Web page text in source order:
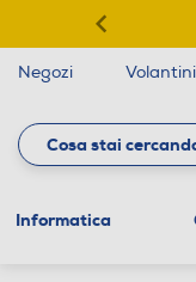
Negozi Volantini
Informatica